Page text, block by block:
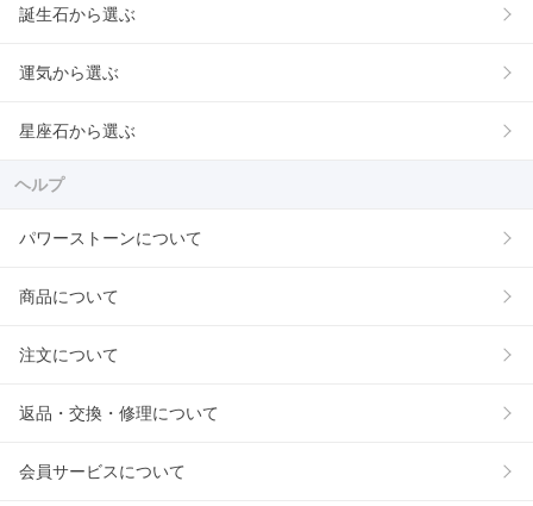
誕生石から選ぶ
運気から選ぶ
星座石から選ぶ
ヘルプ
パワーストーンについて
商品について
注文について
返品・交換・修理について
会員サービスについて